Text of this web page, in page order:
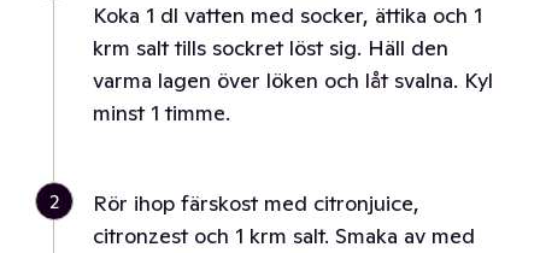
Koka 1 dl vatten med socker, ättika och 1
krm salt tills sockret löst sig. Häll den
varma lagen över löken och låt svalna. Kyl
minst 1 timme.
2
Rör ihop färskost med citronjuice,
citronzest och 1 krm salt. Smaka av med